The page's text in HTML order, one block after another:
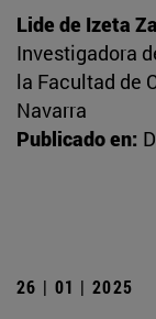
Lide de Izeta
Investigadora
la Facultad de
Navarra
Publicado en:
26 | 01 | 2025